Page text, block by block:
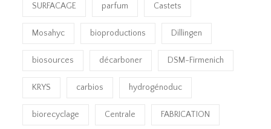
SURFACAGE parfum Castets
Mosahyc bioproductions Dillingen
biosources décarboner DSM-Firmenich
KRYS carbios hydrogénoduc
biorecyclage Centrale FABRICATION